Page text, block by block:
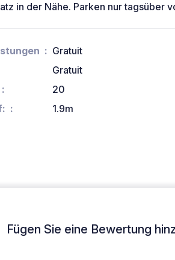
in der Nähe. Parken nur tagsüber
Gratuit
Gratuit
20
1.9m
Fügen Sie eine Bewertung